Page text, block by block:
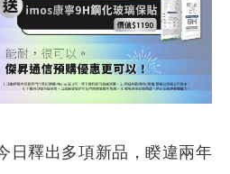
釋出多項新品，睽違兩年